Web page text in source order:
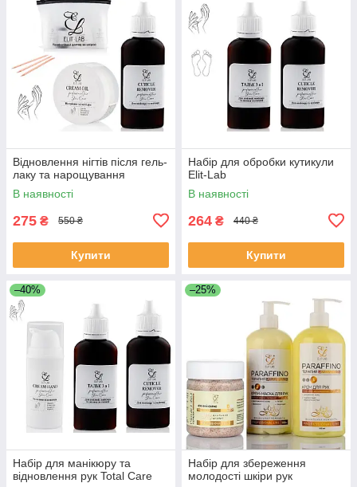
Відновлення нігтів після гель-
лаку та нарощування
В наявності
275 ₴ 550 ₴
Купити
Набір для обробки кутикули
Elit-Lab
В наявності
264 ₴ 440 ₴
Купити
–40%
Набір для манікюру та
відновлення рук Total Care
–25%
Набір для збереження
молодості шкіри рук